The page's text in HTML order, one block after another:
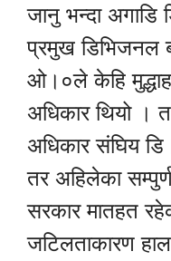
जानु भन्दा अगाडि
प्रमुख डिभिजनल
ओ।०ले केहि
अधिकार थियो ।
अधिकार संघिय
तर अहिलेका
सरकार मातहत
जटिलताकारण